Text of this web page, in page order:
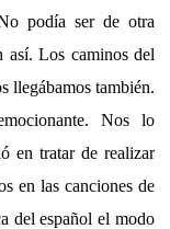
podía ser de otra
así. Los caminos del
llegábamos también.
Nos lo
en tratar de realizar
en las canciones de
del español el modo